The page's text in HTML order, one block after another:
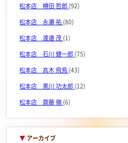
松本店 樽田 哲郎 (92)
松本店 永瀬 祐 (80)
松本店 渡邉 茂 (1)
松本店 石川 健一郎 (75)
松本店 髙木 飛鳥 (43)
松本店 黒川 功太郎 (12)
松本店 齋藤 嶺 (6)
▼ アーカイブ